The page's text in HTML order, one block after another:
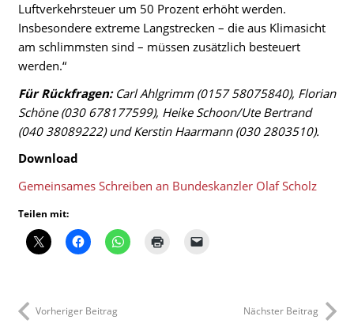
Luftverkehrsteuer um 50 Prozent erhöht werden.
Insbesondere extreme Langstrecken – die aus Klimasicht
am schlimmsten sind – müssen zusätzlich besteuert
werden.“
Für Rückfragen: Carl Ahlgrimm (0157 58075840), Florian
Schöne (030 678177599), Heike Schoon/Ute Bertrand
(040 38089222) und Kerstin Haarmann (030 2803510).
Download
Gemeinsames Schreiben an Bundeskanzler Olaf Scholz
Teilen mit:
Vorheriger Beitrag Nächster Beitrag